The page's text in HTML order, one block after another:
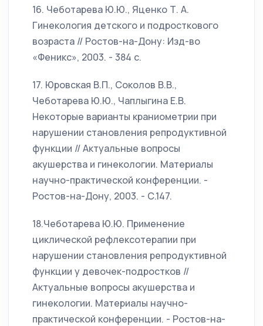
16. Чеботарева Ю.Ю., Яценко Т. А.
Гинекология детского и подросткового
возраста // Ростов-на-Дону: Изд-во
«Феникс», 2003. - 384 с.
17. Юровская В.П., Соколов В.В.,
Чеботарева Ю.Ю., Чаплыгина Е.В.
Некоторые варианты краниометрии при
нарушении становления репродуктивной
функции // Актуальные вопросы
акушерства и гинекологии. Материалы
научно-практической конференции. -
Ростов-на-Дону, 2003. - С.147.
18.Чеботарева Ю.Ю. Применение
циклической рефлексотерапии при
нарушении становления репродуктивной
функции у девочек-подростков //
Актуальные вопросы акушерства и
гинекологии. Материалы научно-
практической конференции. - Ростов-на-